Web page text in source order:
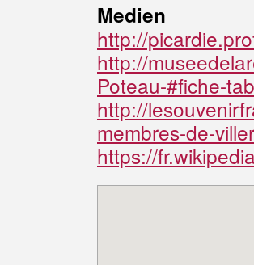
Medien
http://
http://
Poteau-#fiche-tab
http://
membres-de-
https://